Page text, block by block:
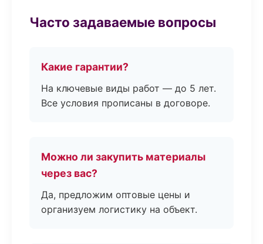
Часто задаваемые вопросы
Какие гарантии?
На ключевые виды работ — до 5 лет.
Все условия прописаны в договоре.
Можно ли закупить материалы
через вас?
Да, предложим оптовые цены и
организуем логистику на объект.